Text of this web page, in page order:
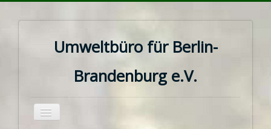
Umweltbüro für Berlin-
Brandenburg e.V.
Navigation